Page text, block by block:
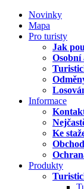
Novinky
Mapa
Pro turisty
Jak
Osobní
Informace
Ke
Produkty